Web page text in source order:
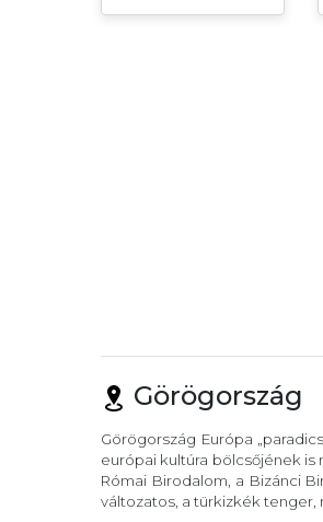
Görögország
Görögország Európa
európai kultúra bölcsőjének
Római Birodalom, a Bizánci
változatos, a türkizkék tenger,